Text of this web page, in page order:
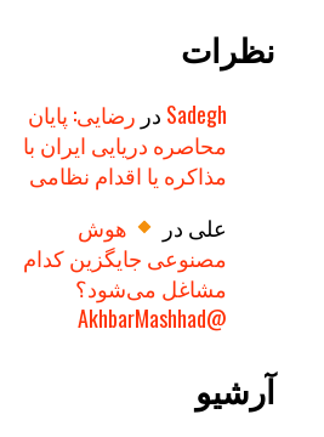
نظرات
Sadegh در رضایی: پایان
محاصره دریایی ایران با
مذاکره یا اقدام نظامی
علی در
هوش
مصنوعی جایگزین کدام
مشاغل می‌شود؟
@AkhbarMashhad
آرشیو